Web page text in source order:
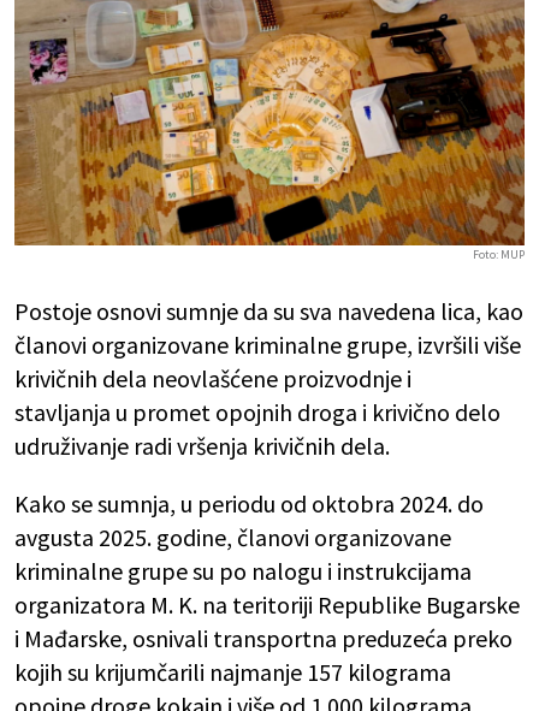
Foto: MUP
Postoje osnovi sumnje da su sva navedena lica, kao
članovi organizovane kriminalne grupe, izvršili više
krivičnih dela neovlašćene proizvodnje i
stavljanja u promet opojnih droga i krivično delo
udruživanje radi vršenja krivičnih dela.
Kako se sumnja, u periodu od oktobra 2024. do
avgusta 2025. godine, članovi organizovane
kriminalne grupe su po nalogu i instrukcijama
organizatora M. K. na teritoriji Republike Bugarske
i Mađarske, osnivali transportna preduzeća preko
kojih su krijumčarili najmanje 157 kilograma